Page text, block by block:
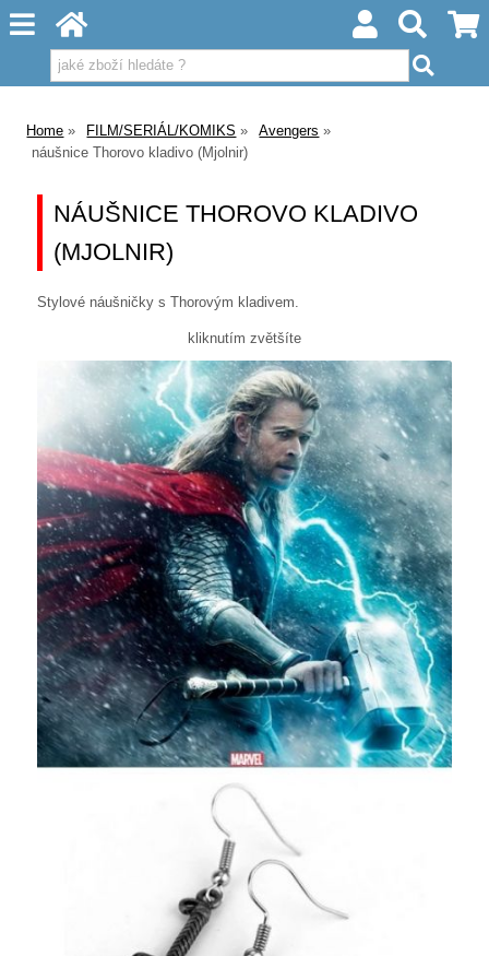
Home FILM/SERIÁL/KOMIKS
Avengers
náušnice Thorovo kladivo (Mjolnir)
NÁUŠNICE THOROVO KLADIVO
(MJOLNIR)
Stylové náušničky s Thorovým kladivem.
kliknutím zvětšíte